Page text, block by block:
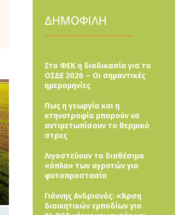
ΔΗΜΟΦΙΛΗ
Στο ΦΕΚ η διαδικασία για το
ΟΣΔΕ 2026 – Οι σημαντικές
ημερομηνίες
Πως η γεωργία και η
κτηνοτροφία μπορούν να
αντιμετωπίσουν το θερμικό
στρες
Λιγοστεύουν τα διαθέσιμα
«όπλα» των αγροτών για
φυτοπροστασία
Γιάννης Ανδριανός: «Άρση
διοικητικών εμποδίων για